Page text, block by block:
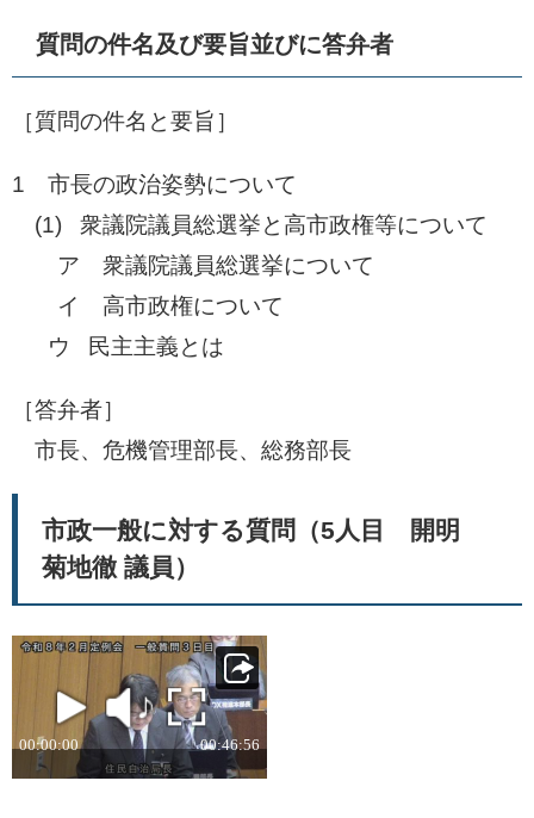
質問の件名及び要旨並びに答弁者
［質問の件名と要旨］​
1 市長の政治姿勢について
​ (1) 衆議院議員総選挙と高市政権等について
​ ア 衆議院議員総選挙について
イ 高市政権について
ウ 民主主義とは
［答弁者］
​ 市長、危機管理部長、総務部長
市政一般に対する質問（5人目 開明
菊地徹 議員）